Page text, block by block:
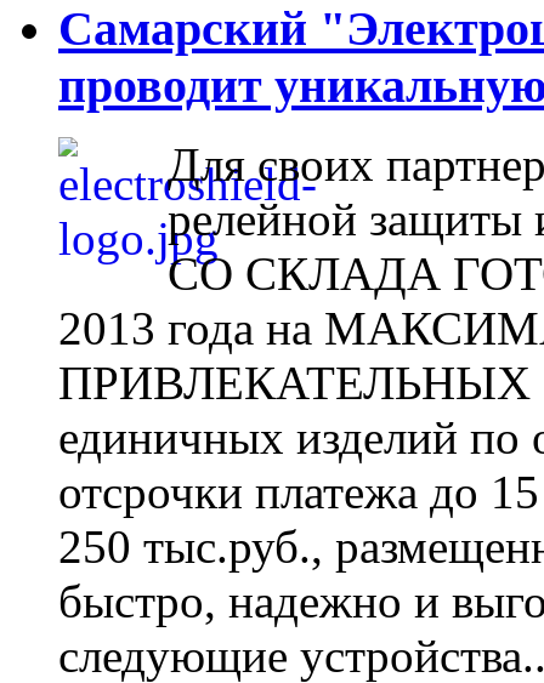
Самарский
проводит
Для своих
релейной защиты
СО СКЛАДА
2013 года на
ПРИВЛЕКАТЕЛЬНЫХ
единичных изделий по
отсрочки платежа до
250 тыс.руб.,
быстро, надежно и
следующие